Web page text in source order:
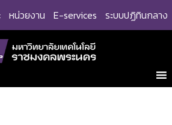
หน่วยงาน E-services ระบบปฏิทินกลาง